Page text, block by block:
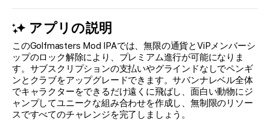
アプリの説明
このGolfmasters Mod IPAでは、無限の通貨とViPメンバーシ
ップのロック解除により、プレミアム進行が可能になりま
す。サブスクリプションの支払いやグラインドなしでペンギ
ンとクラブをアップグレードできます。サバンナレベル全体
でキャラクターをできるだけ遠くに飛ばし、面白い動物にジ
ャンプしてユニークな組み合わせを作成し、無制限のリソー
スですべてのチャレンジを完了しましょう。